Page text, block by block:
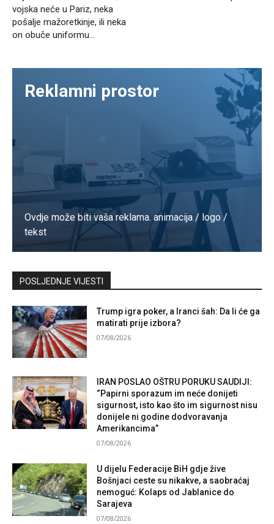
vojska neće u Pariz, neka
pošalje mažoretkinje, ili neka
on obuče uniformu…
Reklamni prostor
Ovdje može biti vaša reklama. animacija / logo /
tekst
Kontaktirajte nas
POSLJEDNJE VIJESTI
Trump igra poker, a Iranci šah: Da li će ga
matirati prije izbora?
07/08/2026
IRAN POSLAO OŠTRU PORUKU SAUDIJI:
“Papirni sporazum im neće donijeti
sigurnost, isto kao što im sigurnost nisu
donijele ni godine dodvoravanja
Amerikancima”
07/08/2026
U dijelu Federacije BiH gdje žive
Bošnjaci ceste su nikakve, a saobraćaj
nemoguć: Kolaps od Jablanice do
Sarajeva
07/08/2026